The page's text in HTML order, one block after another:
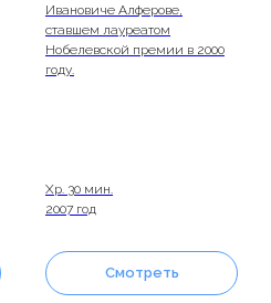
Ивановиче Алферове,
ставшем лауреатом
Нобелевской премии в 2000
году.
Хр. 30 мин.
2007 год
Смотреть